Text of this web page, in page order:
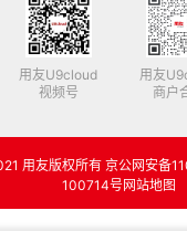
用友U9cloud
视频号
用友
商户
用友版权所有 京公网安备
100714号网站地图